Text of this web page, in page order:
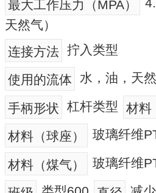
最大工作压力（MPA）
天然气）
连接方法 拧入类型
使用的流体 水，油，天
手柄形状 杠杆类型 材料
材料（球座） 玻璃纤维
材料（煤气） 玻璃纤维